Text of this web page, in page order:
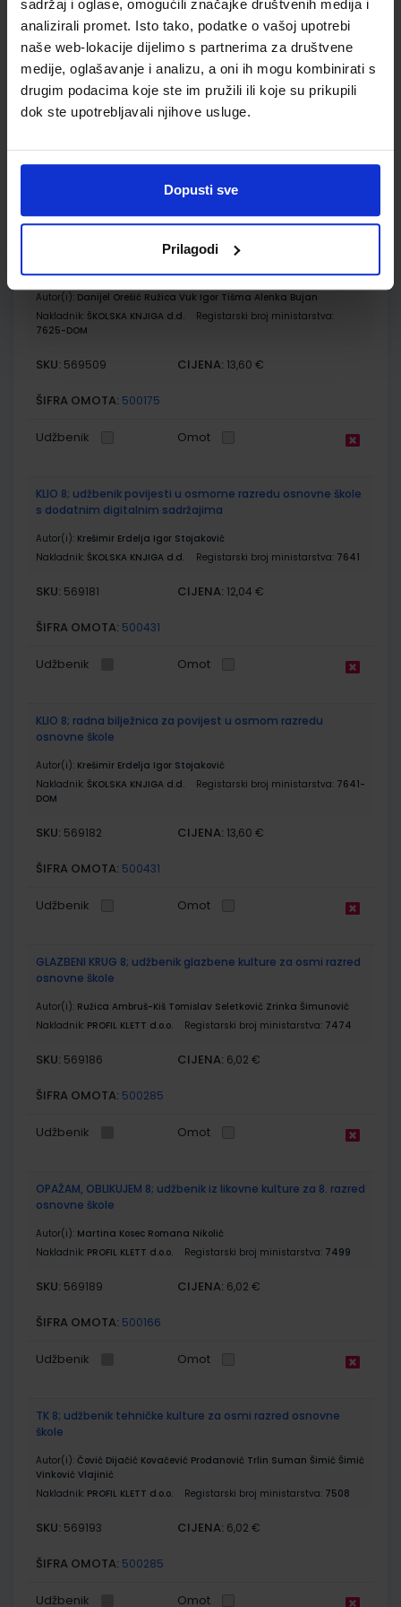
sadržaj i oglase, omogućili značajke društvenih medija i
analizirali promet. Isto tako, podatke o vašoj upotrebi
naše web-lokacije dijelimo s partnerima za društvene
medije, oglašavanje i analizu, a oni ih mogu kombinirati s
drugim podacima koje ste im pružili ili koje su prikupili
dok ste upotrebljavali njihove usluge.
Dopusti sve
Prilagodi
GEA 4; udžbenik za geografiju u osmom razredu OŠ s
dodatnim digitalnim sadržajima
Autor(i):Danijel Orešić Igor Tišma Ružica Vuk Alenka Bujan
Nakladnik:ŠKOLSKA KNJIGA d.d. Registarski broj ministarstva: 7625
569175 12,04 €
Omot
GEA 4; radna bilježnica za geografiju u osmom razredu OŠ s
Autor(i): Danijel Orešić Ružica Vuk Igor Tišma Alenka Bujan
Nakladnik: ŠKOLSKA KNJIGA d.d.
Registarski broj ministarstva:
7625-DOM
SKU: 569509 CIJENA: 13,60 €
ŠIFRA OMOTA: 500175
Udžbenik Omot
KLIO 8; udžbenik povijesti u osmome razredu osnovne škole
s dodatnim digitalnim sadržajima
Autor(i): Krešimir Erdelja Igor Stojaković
Nakladnik: ŠKOLSKA KNJIGA d.d. Registarski broj ministarstva: 7641
SKU: 569181 CIJENA: 12,04 €
ŠIFRA OMOTA: 500431
Udžbenik Omot
KLIO 8; radna bilježnica za povijest u osmom razredu
osnovne škole
Autor(i): Krešimir Erdelja Igor Stojaković
Nakladnik: ŠKOLSKA KNJIGA d.d. Registarski broj ministarstva: 7641-
DOM
SKU: 569182 CIJENA: 13,60 €
ŠIFRA OMOTA: 500431
Udžbenik Omot
GLAZBENI KRUG 8; udžbenik glazbene kulture za osmi razred
osnovne škole
Autor(i): Ružica Ambruš-Kiš Tomislav Seletković Zrinka Šimunović
Nakladnik: PROFIL KLETT d.o.o. Registarski broj ministarstva: 7474
SKU: 569186 CIJENA: 6,02 €
ŠIFRA OMOTA: 500285
Udžbenik Omot
OPAŽAM, OBLIKUJEM 8; udžbenik iz likovne kulture za 8. razred
osnovne škole
Autor(i): Martina Kosec Romana Nikolić
Nakladnik: PROFIL KLETT d.o.o. Registarski broj ministarstva: 7499
SKU: 569189 CIJENA: 6,02 €
ŠIFRA OMOTA: 500166
Udžbenik Omot
TK 8; udžbenik tehničke kulture za osmi razred osnovne
škole
Autor(i): Čović Dijačić Kovačević Prodanović Trlin Suman Šimić Šimić
Vinković Vlajinić
Nakladnik: PROFIL KLETT d.o.o. Registarski broj ministarstva: 7508
SKU: 569193 CIJENA: 6,02 €
ŠIFRA OMOTA: 500285
Udžbenik Omot